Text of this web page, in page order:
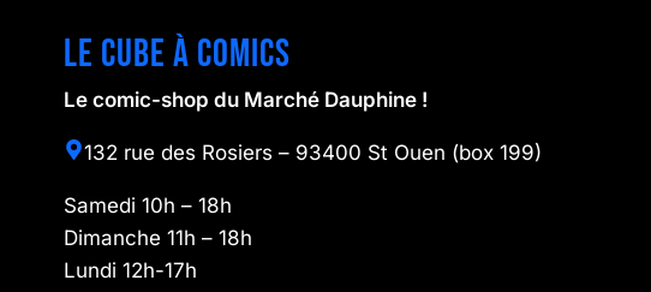
Le cube à comics
Le comic-shop du Marché Dauphine !
132 rue des Rosiers – 93400 St Ouen (box 199)
Samedi 10h – 18h
Dimanche 11h – 18h
Lundi 12h-17h